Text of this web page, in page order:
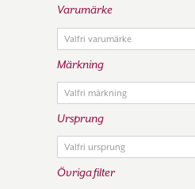
Varumärke
Valfri varumärke
Märkning
Valfri märkning
Ursprung
Valfri ursprung
Övriga filter